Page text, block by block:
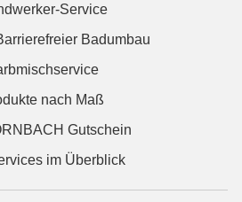
Service
Badumbau
nach Maß
Gutschein
im Überblick